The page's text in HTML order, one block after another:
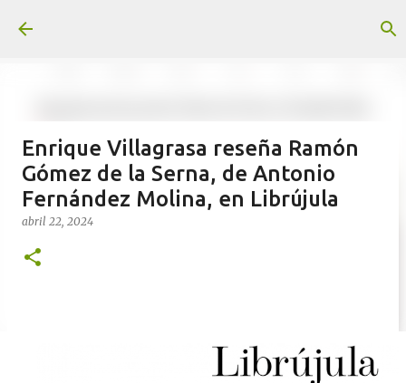
Enrique Villagrasa reseña Ramón
Gómez de la Serna, de Antonio
Fernández Molina, en Librújula
abril 22, 2024